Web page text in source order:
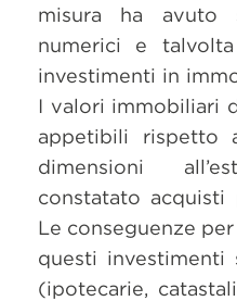
misura ha avuto
numerici e
investimenti in
I valori immobiliari
appetibili rispetto
dimensioni
constatato
Le conseguenze
questi investimenti
(ipotecarie,